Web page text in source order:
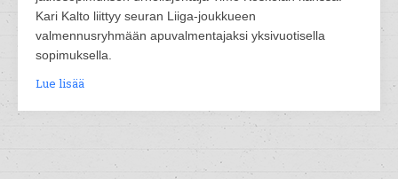
Kari Kalto liittyy seuran Liiga-joukkueen
valmennusryhmään apuvalmentajaksi yksivuotisella
sopimuksella.
Lue lisää